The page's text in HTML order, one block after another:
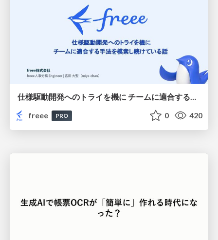
仕様駆動開発へのトライを機に チームに適合する手法を模索し続けている話
freee
PRO 0 420